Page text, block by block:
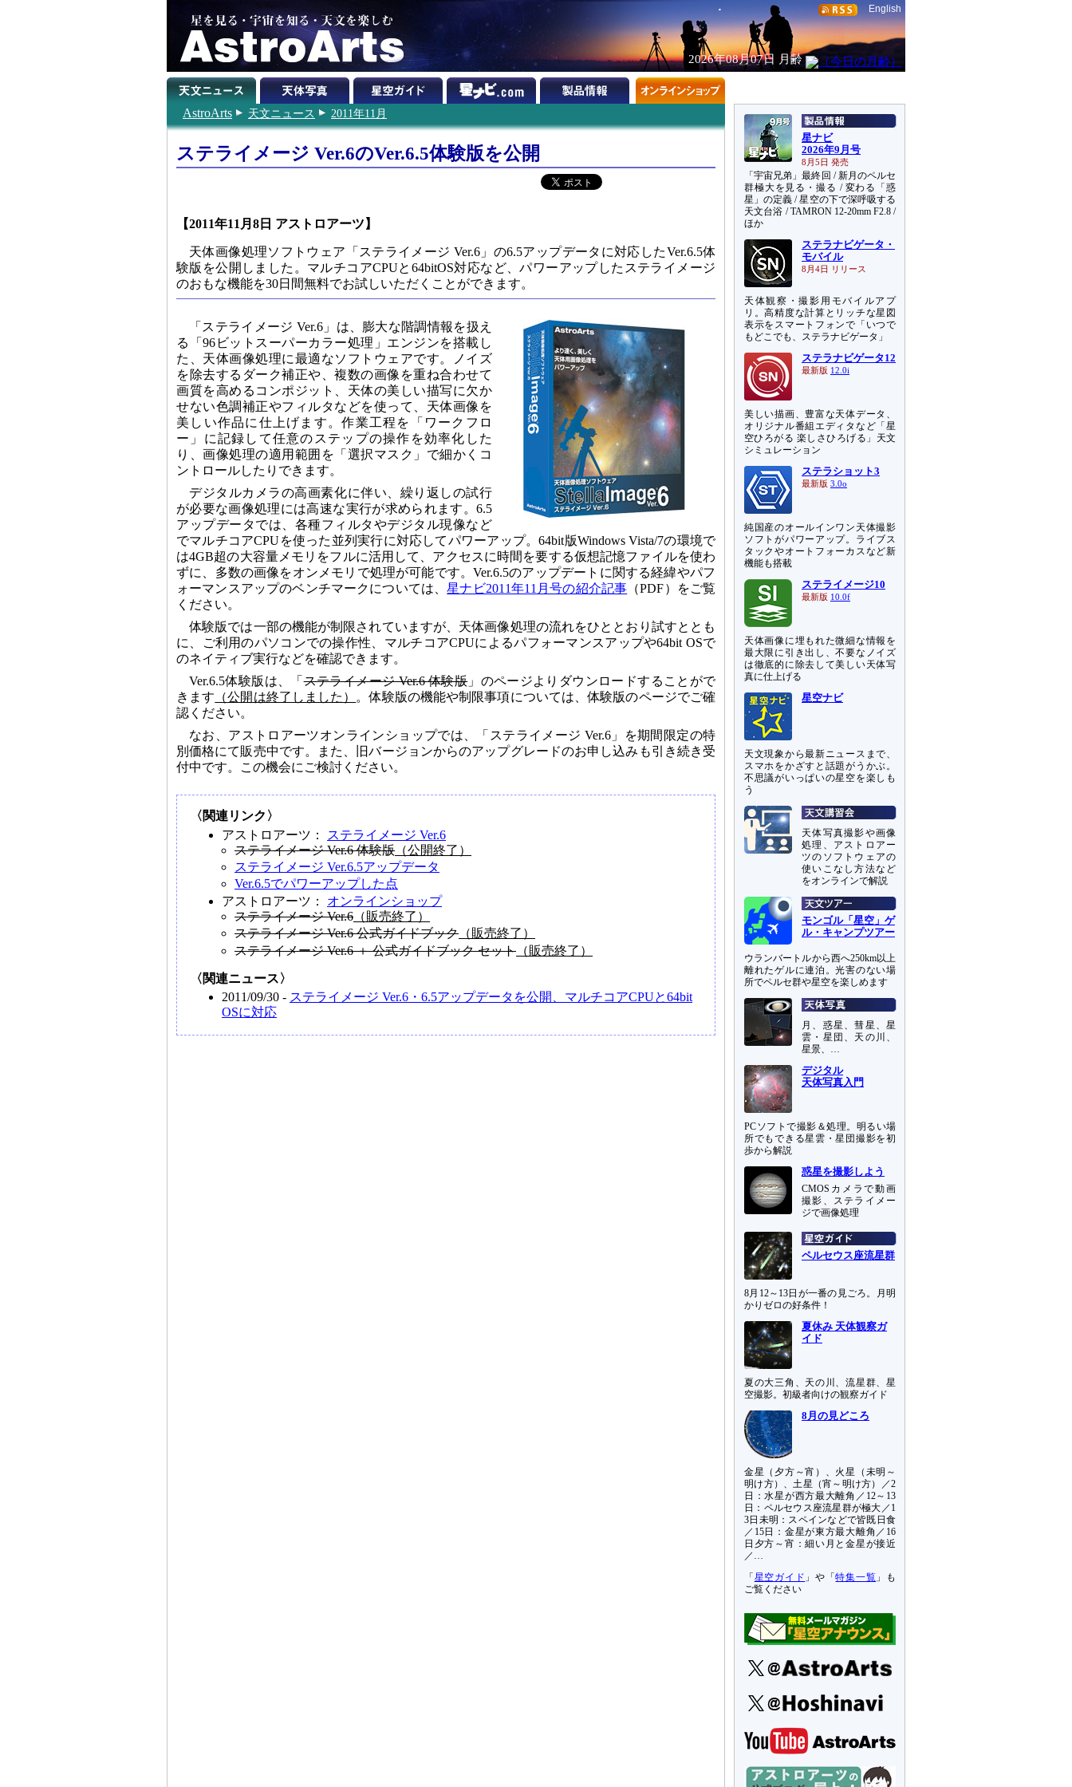
English
2026年08月07日 月齢
AstroArts 天文ニュース 2011年11月
ステライメージ Ver.6のVer.6.5体験版を公開
【2011年11月8日 アストロアーツ】
天体画像処理ソフトウェア「ステライメージ Ver.6」の6.5アップデータに対応したVer.6.5体
験版を公開しました。マルチコアCPUと64bitOS対応など、パワーアップしたステライメージ
のおもな機能を30日間無料でお試しいただくことができます。
「ステライメージ Ver.6」は、膨大な階調情報を扱え
る「96ビットスーパーカラー処理」エンジンを搭載し
た、天体画像処理に最適なソフトウェアです。ノイズ
を除去するダーク補正や、複数の画像を重ね合わせて
画質を高めるコンポジット、天体の美しい描写に欠か
せない色調補正やフィルタなどを使って、天体画像を
美しい作品に仕上げます。作業工程を「ワークフロ
ー」に記録して任意のステップの操作を効率化した
り、画像処理の適用範囲を「選択マスク」で細かくコ
ントロールしたりできます。
デジタルカメラの高画素化に伴い、繰り返しの試行
が必要な画像処理には高速な実行が求められます。6.5
アップデータでは、各種フィルタやデジタル現像など
でマルチコアCPUを使った並列実行に対応してパワーアップ。64bit版Windows Vista/7の環境で
は4GB超の大容量メモリをフルに活用して、アクセスに時間を要する仮想記憶ファイルを使わ
ずに、多数の画像をオンメモリで処理が可能です。Ver.6.5のアップデートに関する経緯やパフ
ォーマンスアップのベンチマークについては、星ナビ2011年11月号の紹介記事 （PDF）をご覧
ください。
体験版では一部の機能が制限されていますが、天体画像処理の流れをひととおり試すととも
に、ご利用のパソコンでの操作性、マルチコアCPUによるパフォーマンスアップや64bit OSで
のネイティブ実行などを確認できます。
Ver.6.5体験版は、「ステライメージ Ver.6 体験版」のページよりダウンロードすることがで
きます （公開は終了しました） 。体験版の機能や制限事項については、体験版のページでご確
認ください。
なお、アストロアーツオンラインショップでは、「ステライメージ Ver.6」を期間限定の特
別価格にて販売中です。また、旧バージョンからのアップグレードのお申し込みも引き続き受
付中です。この機会にご検討ください。
〈関連リンク〉
アストロアーツ：
ステライメージ Ver.6
ステライメージ Ver.6 体験版 （公開終了）
ステライメージ Ver.6.5アップデータ
Ver.6.5でパワーアップした点
アストロアーツ： オンラインショップ
ステライメージ Ver.6 （販売終了）
ステライメージ Ver.6 公式ガイドブック （販売終了）
ステライメージ Ver.6 ＋ 公式ガイドブック セット （販売終了）
〈関連ニュース〉
2011/09/30 - ステライメージ Ver.6・6.5アップデータを公開、マルチコアCPUと64bit
OSに対応
星ナビ
2026年9月号
8月5日 発売
「宇宙兄弟」最終回 / 新月のペルセ
群極大を見る・撮る / 変わる「惑
星」の定義 / 星空の下で深呼吸する
天文台浴 / TAMRON 12-20mm F2.8 /
ほか
ステラナビゲータ・
モバイル
8月4日 リリース
天体観察・撮影用モバイルアプ
リ。高精度な計算とリッチな星図
表示をスマートフォンで「いつで
もどこでも、ステラナビゲータ」
ステラナビゲータ12
最新版 12.0i
美しい描画、豊富な天体データ、
オリジナル番組エディタなど「星
空ひろがる 楽しさひろげる」天文
シミュレーション
ステラショット3
最新版 3.0o
純国産のオールインワン天体撮影
ソフトがパワーアップ。ライブス
タックやオートフォーカスなど新
機能も搭載
ステライメージ10
最新版 10.0f
天体画像に埋もれた微細な情報を
最大限に引き出し、不要なノイズ
は徹底的に除去して美しい天体写
真に仕上げる
星空ナビ
天文現象から最新ニュースまで、
スマホをかざすと話題がうかぶ。
不思議がいっぱいの星空を楽しも
う
天体写真撮影や画像
処理、アストロアー
ツのソフトウェアの
使いこなし方法など
をオンラインで解説
モンゴル「星空」ゲ
ル・キャンプツアー
ウランバートルから西へ250km以上
離れたゲルに連泊。光害のない場
所でペルセ群や星空を楽しめます
月、惑星、彗星、星
雲・星団、天の川、
星景、…
デジタル
天体写真入門
PCソフトで撮影＆処理。明るい場
所でもできる星雲・星団撮影を初
歩から解説
惑星を撮影しよう
CMOSカメラで動画
撮影、ステライメー
ジで画像処理
ペルセウス座流星群
8月12～13日が一番の見ごろ。月明
かりゼロの好条件！
夏休み 天体観察ガ
イド
夏の大三角、天の川、流星群、星
空撮影。初級者向けの観察ガイド
8月の見どころ
金星（夕方～宵）、火星（未明～
明け方）、土星（宵～明け方）／2
日：水星が西方最大離角／12～13
日：ペルセウス座流星群が極大／1
3日未明：スペインなどで皆既日食
／15日：金星が東方最大離角／16
日夕方～宵：細い月と金星が接近
／…
「 星空ガイド 」や「特集一覧 」も
ご覧ください